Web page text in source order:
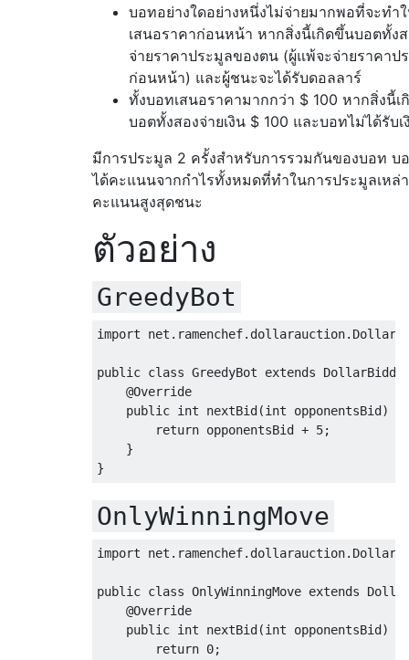
บอทอย่างใดอย่างหนึ่งไม่จ่ายมากพอที่จะทำ
เสนอราคาก่อนหน้า หากสิ่งนี้เกิดขึ้นบอตทั้ง
จ่ายราคาประมูลของตน (ผู้แพ้จะจ่ายราคาป
ก่อนหน้า) และผู้ชนะจะได้รับดอลลาร์
ทั้งบอทเสนอราคามากกว่า $ 100 หากสิ่งนี้เ
บอตทั้งสองจ่ายเงิน $ 100 และบอทไม่ได้รับเ
มีการประมูล 2 ครั้งสำหรับการรวมกันของบอท บ
ได้คะแนนจากกำไรทั้งหมดที่ทำในการประมูลเหล่
คะแนนสูงสุดชนะ
ตัวอย่าง
GreedyBot
import net . ramenchef. dollarauction.
public class GreedyBot extends
@Override
public int nextBid (int opponentsBid )
return opponentsBid + 5;
}
}
OnlyWinningMove
import net . ramenchef. dollarauction.
public class OnlyWinningMove extends
@Override
public int nextBid (int opponentsBid )
return 0;